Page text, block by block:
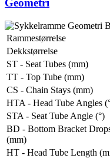
Geometri
Rammestørrelse
Dekkstørrelse
ST - Seat Tubes (mm)
TT - Top Tube (mm)
CS - Chain Stays (mm)
HTA - Head Tube Angles
STA - Seat Tube Angle (°)
BD - Bottom Bracket
(mm)
HT - Head Tube Length